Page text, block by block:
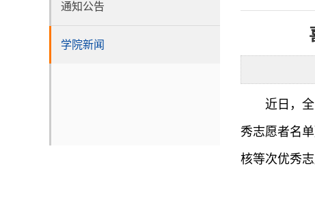
通知公告
学院新闻
近日，
秀志愿者名
核等次优秀志